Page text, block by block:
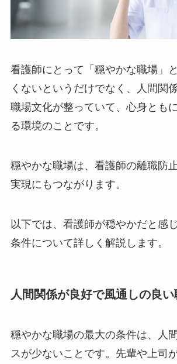
看護師にとって「穏やかな職場」
くないというだけでなく、人間関
職場文化が整っていて、心身とも
る環境のことです。
穏やかな職場は、看護師の離職防
実現にもつながります。
以下では、看護師が穏やかだと感
条件について詳しく解説します。
人間関係が良好で風通しの良い
穏やかな職場の最大の条件は、人
スが少ないことです。先輩や上司